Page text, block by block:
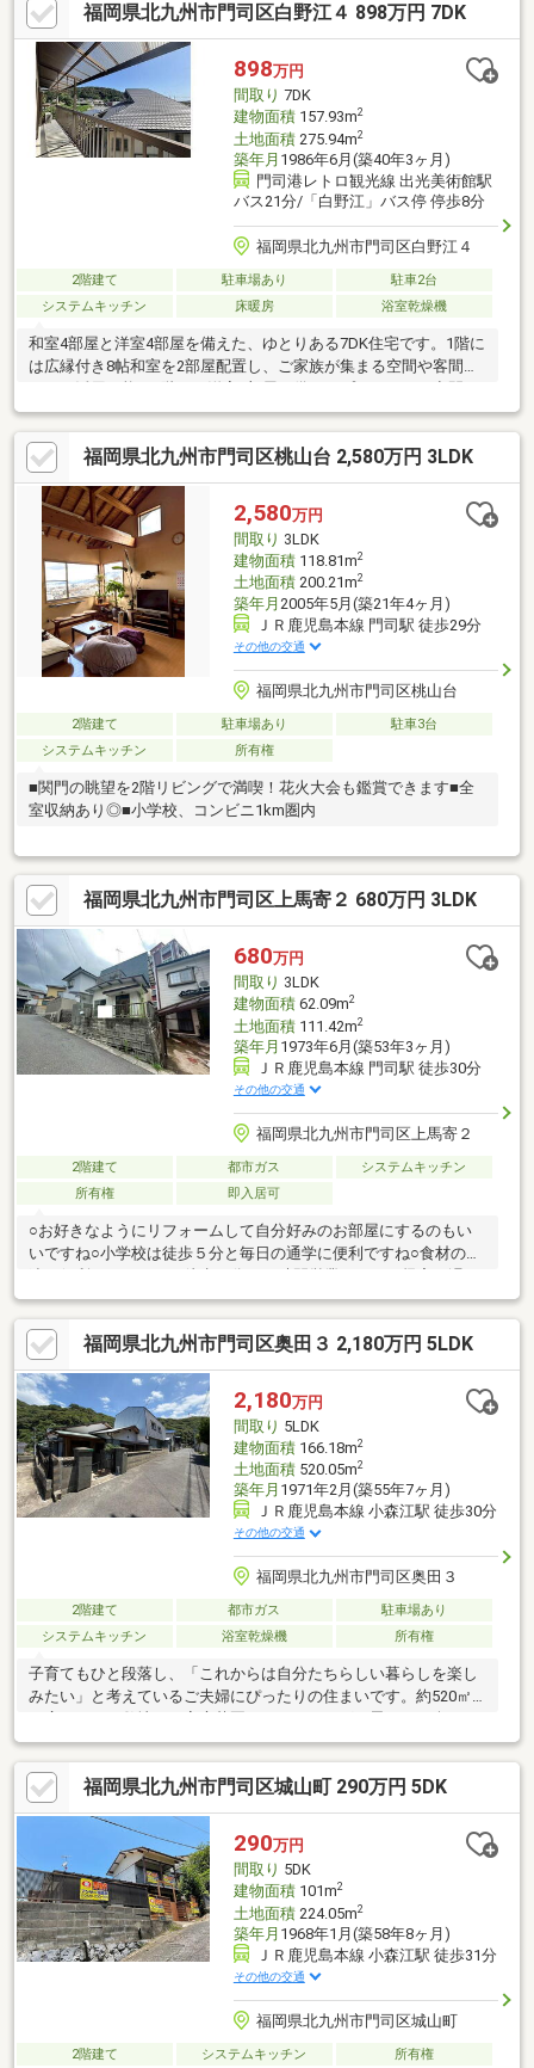
福岡県北九州市門司区白野江４ 898万円 7DK
898万円
間取り 7DK
建物面積157.93m2
土地面積275.94m2
築年月 1986年6月(築40年3ヶ月)
門司港レトロ観光線 出光美術館駅
バス21分/「白野江」バス停 停歩8分
福岡県北九州市門司区白野江４
2階建て 駐車場あり
駐車2台
システムキッチン
床暖房 浴室乾燥機
和室4部屋と洋室4部屋を備えた、ゆとりある7DK住宅です。1階に
は広縁付き8帖和室を2部屋配置し、ご家族が集まる空間や客間と
しっかり確保しています。1・2階にトイレを設置し、収納スペー
スも豊富。二世帯住宅や大家族、趣味や在宅ワークなど、多彩な
ライフスタイルに対応できる住まいです。
福岡県北九州市門司区桃山台 2,580万円 3LDK
2,580万円
間取り 3LDK
建物面積118.81m2
土地面積200.21m2
築年月 2005年5月(築21年4ヶ月)
ＪＲ鹿児島本線 門司駅 徒歩29分
その他の交通
福岡県北九州市門司区桃山台
2階建て 駐車場あり
駐車3台
システムキッチン
所有権
■関門の眺望を2階リビングで満喫！花火大会も鑑賞できます■全
室収納あり◎■小学校、コンビニ1km圏内
福岡県北九州市門司区上馬寄２ 680万円 3LDK
680万円
間取り 3LDK
建物面積62.09m2
土地面積111.42m2
築年月 1973年6月(築53年3ヶ月)
ＪＲ鹿児島本線 門司駅 徒歩30分
その他の交通
福岡県北九州市門司区上馬寄２
2階建て 都市ガス
システムキッチン
所有権
即入居可
○お好きなようにリフォームして自分好みのお部屋にするのもい
いですね○小学校は徒歩５分と毎日の通学に便利ですね○食材の調
ても安心です○日用品のまとめ買いに便利なドラッグストアが徒
歩５分の場所にあります
福岡県北九州市門司区奥田３ 2,180万円 5LDK
2,180万円
間取り 5LDK
建物面積166.18m2
土地面積520.05m2
築年月 1971年2月(築55年7ヶ月)
ＪＲ鹿児島本線 小森江駅 徒歩30分
その他の交通
福岡県北九州市門司区奥田３
2階建て 都市ガス
駐車場あり
システムキッチン
浴室乾燥機 所有権
子育てもひと段落し、「これからは自分たちらしい暮らしを楽し
みたい」と考えているご夫婦にぴったりの住まいです。約520㎡
め、166㎡のゆとりある建物は趣味の部屋や来客用のスペースも
確保できます。令和8年7月に内外装の大規模リフォームを終えて
いるため、新生活を気もしよくスタートできます。
福岡県北九州市門司区城山町 290万円 5DK
290万円
間取り 5DK
建物面積101m2
土地面積224.05m2
築年月 1968年1月(築58年8ヶ月)
ＪＲ鹿児島本線 小森江駅 徒歩31分
その他の交通
福岡県北九州市門司区城山町
2階建て システムキッチン 所有権